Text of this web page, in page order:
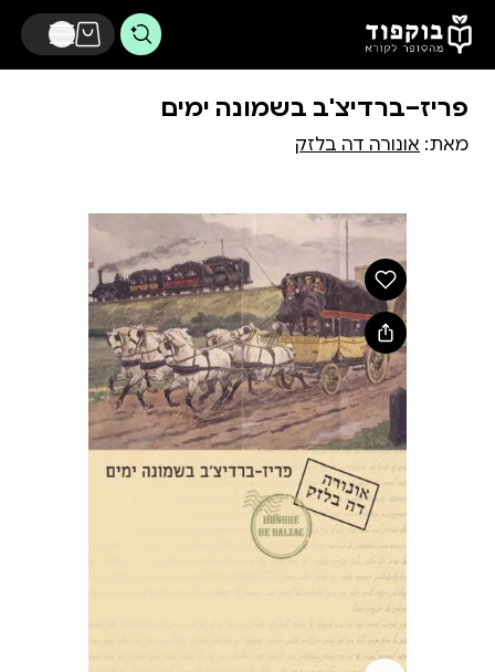
דלג לתוכן הראשי
פריז–ברדיצ'ב בשמונה ימים
מאת: אונורה דה בלזק